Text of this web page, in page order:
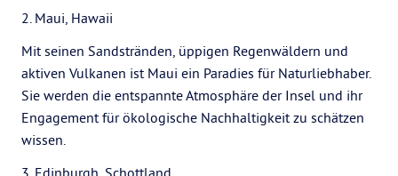
2. Maui, Hawaii
Mit seinen Sandstränden, üppigen Regenwäldern und
aktiven Vulkanen ist Maui ein Paradies für Naturliebhaber.
Sie werden die entspannte Atmosphäre der Insel und ihr
Engagement für ökologische Nachhaltigkeit zu schätzen
wissen.
3. Edinburgh, Schottland